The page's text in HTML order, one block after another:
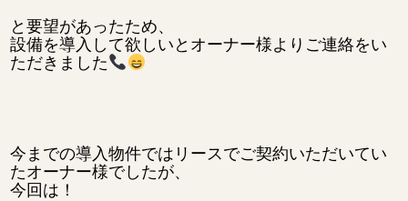
と要望があったため、
設備を導入して欲しいとオーナー様よりご連絡をい
ただきました
今までの導入物件ではリースでご契約いただいてい
たオーナー様でしたが、
今回は！